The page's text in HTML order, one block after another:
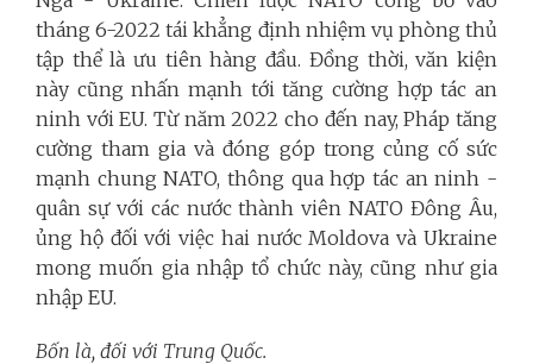
tháng 6-2022 tái khẳng định nhiệm vụ phòng thủ
tập thể là ưu tiên hàng đầu. Đồng thời, văn kiện
này cũng nhấn mạnh tới tăng cường hợp tác an
ninh với EU. Từ năm 2022 cho đến nay, Pháp tăng
cường tham gia và đóng góp trong củng cố sức
mạnh chung NATO, thông qua hợp tác an ninh -
quân sự với các nước thành viên NATO Đông Âu,
ủng hộ đối với việc hai nước Moldova và Ukraine
mong muốn gia nhập tổ chức này, cũng như gia
nhập EU.
Bốn là, đối với Trung Quốc.